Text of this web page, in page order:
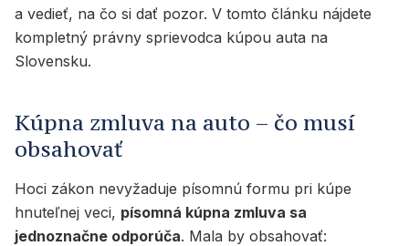
a vedieť, na čo si dať pozor. V tomto článku nájdete
kompletný právny sprievodca kúpou auta na
Slovensku.
Kúpna zmluva na auto – čo musí
obsahovať
Hoci zákon nevyžaduje písomnú formu pri kúpe
hnuteľnej veci, písomná kúpna zmluva sa
jednoznačne odporúča. Mala by obsahovať: